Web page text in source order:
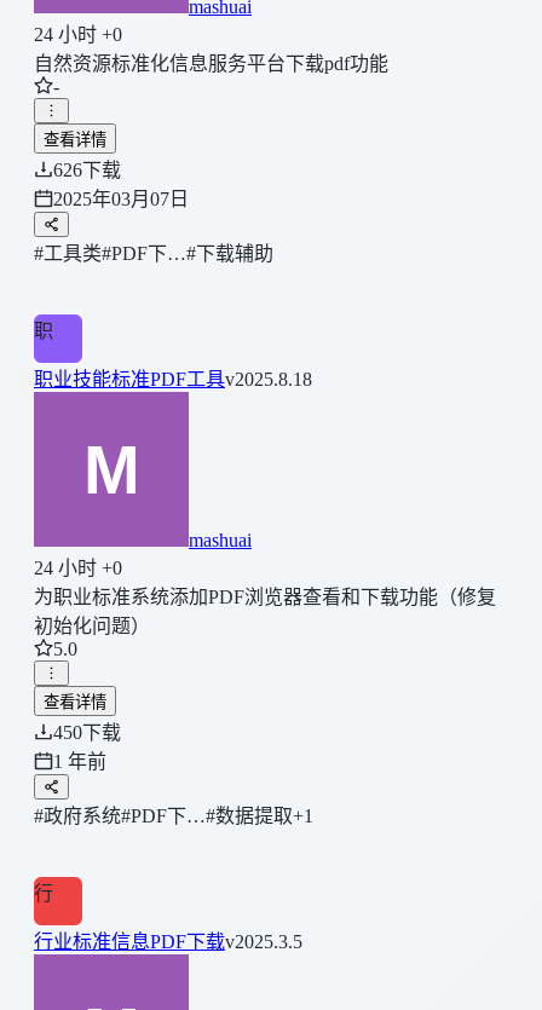
mashuai
24 小时 +0
自然资源标准化信息服务平台下载pdf功能
-
查看详情
626下载
2025年03月07日
#工具类#PDF下…#下载辅助
职
职业技能标准PDF工具v2025.8.18
mashuai
24 小时 +0
为职业标准系统添加PDF浏览器查看和下载功能（修复
初始化问题）
5.0
查看详情
450下载
1 年前
#政府系统#PDF下…#数据提取+1
行
行业标准信息PDF下载v2025.3.5